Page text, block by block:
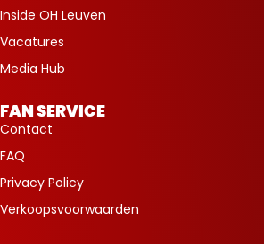
Inside OH Leuven
Vacatures
Media Hub
FAN SERVICE
Contact
FAQ
Privacy Policy
Verkoopsvoorwaarden